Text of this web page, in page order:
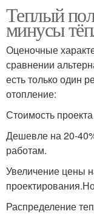
Теплый
минусы
Оценочные
сравнении
есть только один
отопление:
Стоимость проекта
Дешевле на 20-
работам.
Увеличение цены
Распределение